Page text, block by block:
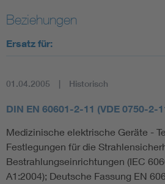
Beziehungen
Ersatz für:
01.04.2005 Historisch
DIN EN 60601-2-11 (VDE 0750-2-
Medizinische elektrische Geräte -
Festlegungen für die
Bestrahlungseinrichtungen (IEC
A1:2004); Deutsche Fassung EN